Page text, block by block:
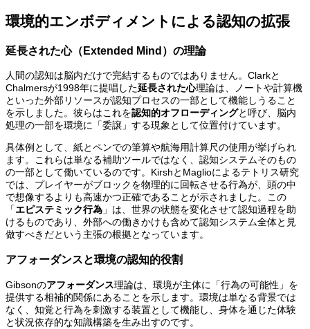
環境的エンボディメントによる認知の拡張
延長された心（Extended Mind）の理論
人間の認知は脳内だけで完結するものではありません。Clarkと
Chalmersが1998年に提唱した延長された心理論は、ノートや計算機
といった外部リソースが認知プロセスの一部として機能しうること
を示しました。彼らはこれを認知的オフローディングと呼び、脳内
処理の一部を環境に「委譲」する現象として位置付けています。
具体例として、紙とペンでの筆算や航海用計算尺の使用が挙げられ
ます。これらは単なる補助ツールではなく、認知システムそのもの
の一部として働いているのです。KirshとMaglioによるテトリス研究
では、プレイヤーがブロックを物理的に回転させる行為が、頭の中
で想像するよりも高速かつ正確であることが示されました。この
「エピステミック行為 」は、世界の状態を変化させて認知過程を助
けるものであり、外部への働きかけも含めて認知システム全体と見
做すべきだという主張の根拠となっています。
アフォーダンスと環境の認知的役割
Gibsonのアフォーダンス理論は、環境が主体に「行為の可能性」を
提供する相補的関係にあることを示します。環境は単なる背景では
なく、知覚と行為を刺激する装置として機能し、身体を通じた体験
と状況依存的な知識構築を生み出すのです。